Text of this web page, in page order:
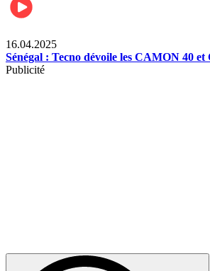
16.04.2025
Sénégal : Tecno dévoile les CAMON 40
Publicité